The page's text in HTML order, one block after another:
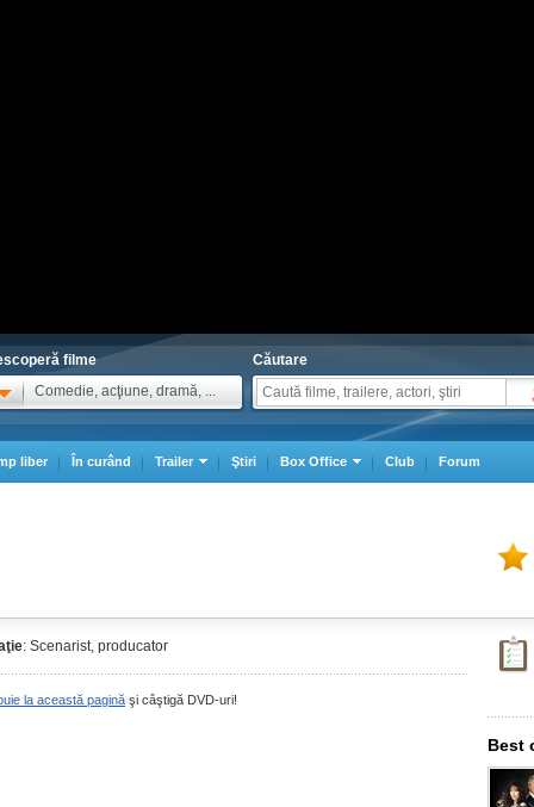
filme
Comedie, acţiune, dramă, ...
Căutare
liber În curând Trailer Ştiri Box Office Club Forum
: Scenarist, producator
la această pagină şi câştigă DVD-uri!
Best